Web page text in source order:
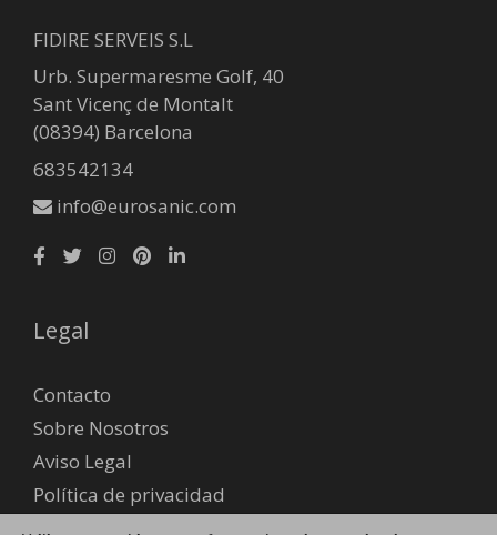
FIDIRE SERVEIS S.L
Urb. Supermaresme Golf, 40
Sant Vicenç de Montalt
(08394) Barcelona
683542134
info@eurosanic.com
Legal
Contacto
Sobre Nosotros
Aviso Legal
Política de privacidad
Envío y devoluciones